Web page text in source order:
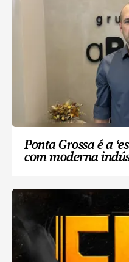
Ponta Grossa é a
com moderna